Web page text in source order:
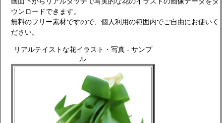
ウンロードできます。
無料のフリー素材ですので、個人利用の範囲内でご自由にお使いく
ださい。
リアルテイストな花イラスト・写真 - サンプ
ル